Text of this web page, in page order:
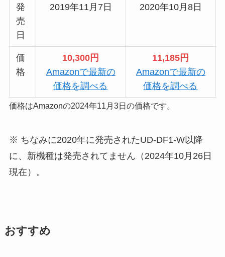
発
売
日
2019年11月7日 2020年10月8日
価
格
10,300 円
Amazonで最新の
価格を調べる
11,185円
Amazonで最新の
価格を調べる
価格はAmazonの2024年11月3日の価格です。
※ ちなみに2020年に発売されたUD-DF1-W以降
に、新機種は発売されてません（2024年10月26日
現在）。
おすすめ